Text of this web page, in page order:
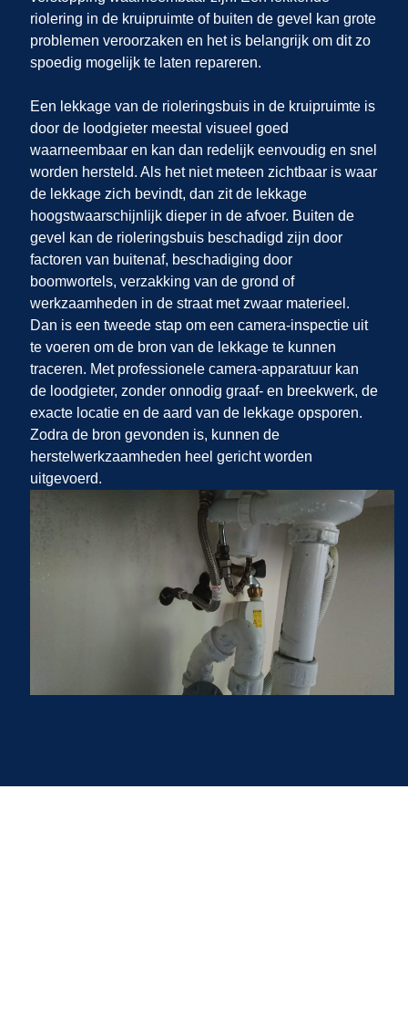
riolering in de kruipruimte of buiten de gevel kan grote
problemen veroorzaken en het is belangrijk om dit zo
spoedig mogelijk te laten repareren.
Een lekkage van de rioleringsbuis in de kruipruimte is
door de loodgieter meestal visueel goed
waarneembaar en kan dan redelijk eenvoudig en snel
worden hersteld. Als het niet meteen zichtbaar is waar
de lekkage zich bevindt, dan zit de lekkage
hoogstwaarschijnlijk dieper in de afvoer. Buiten de
gevel kan de rioleringsbuis beschadigd zijn door
factoren van buitenaf, beschadiging door
boomwortels, verzakking van de grond of
werkzaamheden in de straat met zwaar materieel.
Dan is een tweede stap om een camera-inspectie uit
te voeren om de bron van de lekkage te kunnen
traceren. Met professionele camera-apparatuur kan
de loodgieter, zonder onnodig graaf- en breekwerk, de
exacte locatie en de aard van de lekkage opsporen.
Zodra de bron gevonden is, kunnen de
herstelwerkzaamheden heel gericht worden
uitgevoerd.